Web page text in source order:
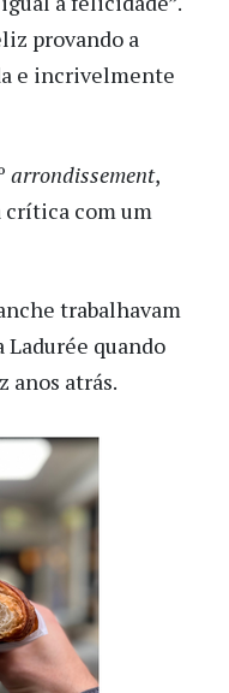
provando a
e incrivelmente
arrondissement,
crítica com um
trabalhavam
quando
anos atrás.